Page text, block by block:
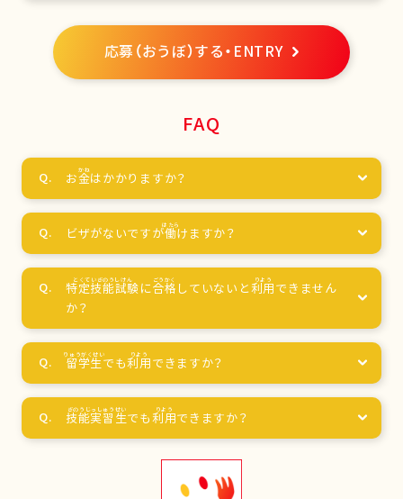
応募（おうぼ）する・ENTRY
FAQ
お金はかかりますか？
ビザがないですが働けますか？
特定技能試験に合格 していないと利用 できません
か？
留学生でも利用 できますか？
技能実習生でも利用できますか？